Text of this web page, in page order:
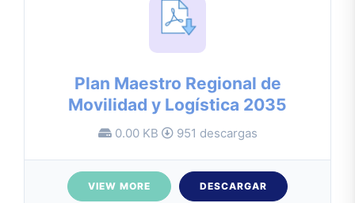
Plan Maestro Regional de
Movilidad y Logística 2035
0.00 KB 951 descargas
VIEW MORE DESCARGAR